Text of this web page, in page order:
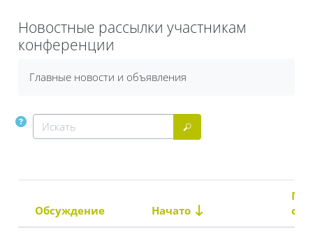
Новостные рассылки участникам
конференции
Главные новости и объявления
Искать
Искать
Статус
Обсуждение Начато